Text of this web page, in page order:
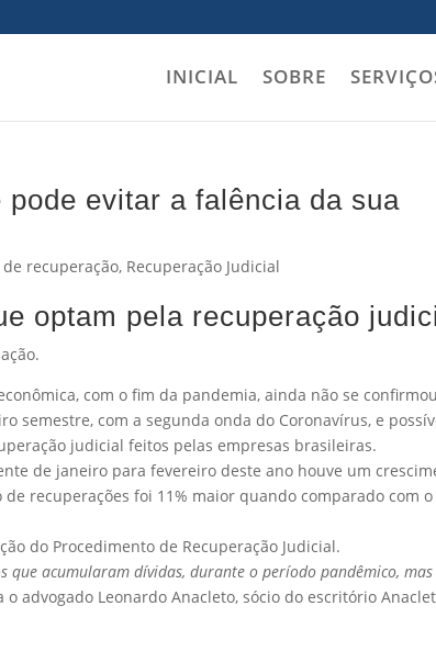
INICIAL SOBRE
evitar a falência da sua
de recuperação, Recuperação Judicial
optam pela recuperação
com o fim da pandemia, ainda não se
semestre, com a segunda onda do Coronavírus, e
judicial feitos pelas empresas brasileiras.
de janeiro para fevereiro deste ano houve um
recuperações foi 11% maior quando comparado com o
do Procedimento de Recuperação Judicial.
que acumularam dívidas, durante o período pandêmico, mas
o advogado Leonardo Anacleto, sócio do escritório